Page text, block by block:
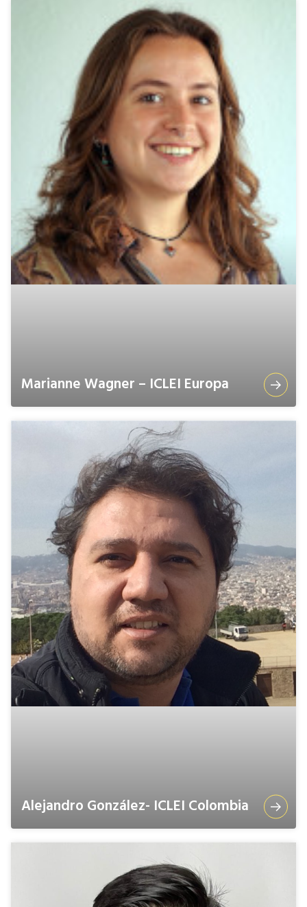
Marianne Wagner – ICLEI Europa
Alejandro González- ICLEI Colombia